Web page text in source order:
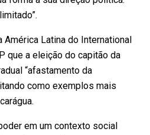
América Latina do International
que a eleição do capitão da
“afastamento da
como exemplos mais
em um contexto social